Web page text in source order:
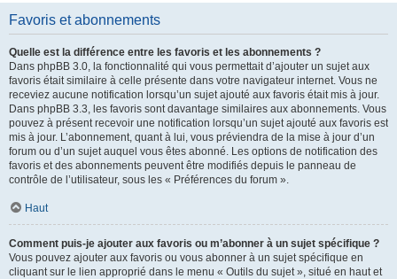
Favoris et abonnements
Quelle est la différence entre les favoris et les abonnements ?
Dans phpBB 3.0, la fonctionnalité qui vous permettait d’ajouter un sujet aux
favoris était similaire à celle présente dans votre navigateur internet. Vous ne
receviez aucune notification lorsqu’un sujet ajouté aux favoris était mis à jour.
Dans phpBB 3.3, les favoris sont davantage similaires aux abonnements. Vous
pouvez à présent recevoir une notification lorsqu’un sujet ajouté aux favoris est
mis à jour. L’abonnement, quant à lui, vous préviendra de la mise à jour d’un
forum ou d’un sujet auquel vous êtes abonné. Les options de notification des
favoris et des abonnements peuvent être modifiés depuis le panneau de
contrôle de l’utilisateur, sous les « Préférences du forum ».
Haut
Comment puis-je ajouter aux favoris ou m’abonner à un sujet spécifique ?
Vous pouvez ajouter aux favoris ou vous abonner à un sujet spécifique en
cliquant sur le lien approprié dans le menu « Outils du sujet », situé en haut et